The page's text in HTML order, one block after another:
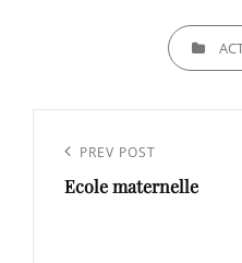
CATEGORIES
l’article
Previous
Post
PREV POST
Ecole maternelle